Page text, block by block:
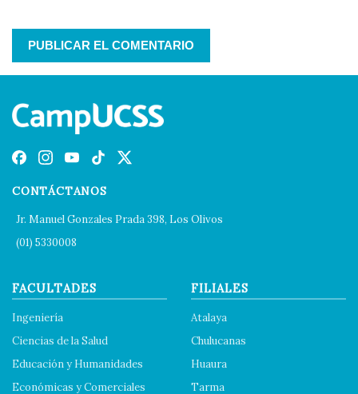
CONTÁCTANOS
Jr. Manuel Gonzales Prada 398, Los Olivos
(01) 5330008
FACULTADES
Ingeniería
Ciencias de la Salud
Educación y Humanidades
Económicas y Comerciales
FILIALES
Atalaya
Chulucanas
Huaura
Tarma